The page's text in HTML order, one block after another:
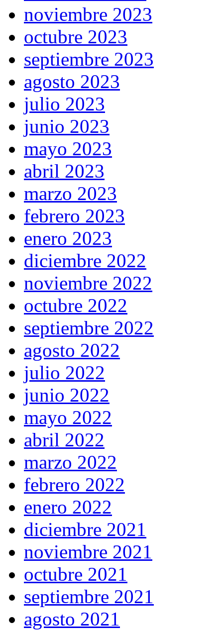
noviembre 2023
octubre 2023
septiembre 2023
agosto 2023
julio 2023
junio 2023
mayo 2023
abril 2023
marzo 2023
febrero 2023
enero 2023
diciembre 2022
noviembre 2022
octubre 2022
septiembre 2022
agosto 2022
julio 2022
junio 2022
mayo 2022
abril 2022
marzo 2022
febrero 2022
enero 2022
diciembre 2021
noviembre 2021
octubre 2021
septiembre 2021
agosto 2021